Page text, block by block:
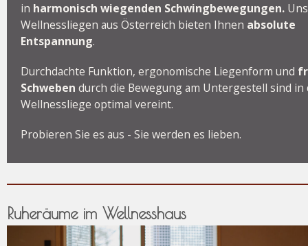
in harmonisch wiegenden Schwingbewegungen.
Wellnessliegen aus Österreich bieten Ihnen absolute
Entspannung.
Durchdachte Funktion, ergonomische Liegenform und
Schweben durch die Bewegung am Untergestell sind in
Wellnessliege optimal vereint.
Probieren Sie es aus - Sie werden es lieben.
Ruheräume im Wellnesshaus